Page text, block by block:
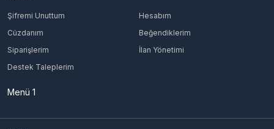
Şifremi Unuttum
Hesabım
Cüzdanım
Beğendiklerim
Siparişlerim
İlan Yönetimi
Destek Taleplerim
Menü 1